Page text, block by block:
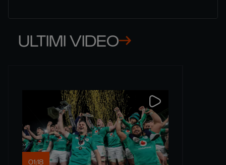
ULTIMI VIDEO
01:18